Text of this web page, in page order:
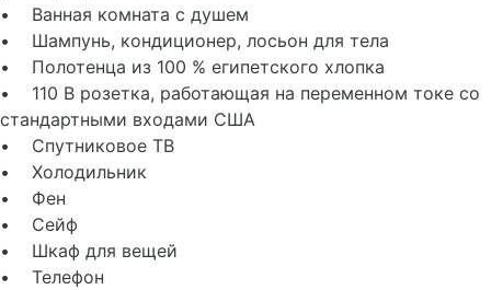
• Ванная комната с душем
• Шампунь, кондиционер, лосьон для тела
• Полотенца из 100 % египетского хлопка
• 110 В розетка, работающая на переменном токе со
стандартными входами США
• Спутниковое ТВ
• Холодильник
• Фен
• Сейф
• Шкаф для вещей
• Телефон